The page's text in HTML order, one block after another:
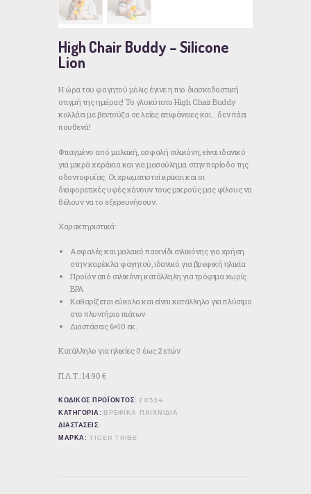
High Chair Buddy – Silicone
Lion
Η ώρα του φαγητού μόλις έγινε η πιο διασκεδαστική
στιγμή της ημέρας! Το γλυκύτατο High Chair Buddy
κολλάει με βεντούζα σε λείες επιφάνειες και… δεν πάει
πουθενά!
Φτιαγμένο από μαλακή, ασφαλή σιλικόνη, είναι ιδανικό
για μικρά χεράκια και για μασούλημα στην περίοδο της
οδοντοφυΐας. Οι χρωματιστοί κρίκοι και οι
διαφορετικές υφές κάνουν τους μικρούς μας φίλους να
θέλουν να το εξερευνήσουν.
Χαρακτηριστικά:
Ασφαλές και μαλακό παιχνίδι σιλικόνης για χρήση
στην καρέκλα φαγητού, ιδανικό για βρεφική ηλικία
Προϊόν από σιλικόνη κατάλληλη για τρόφιμα χωρίς
BPA
Καθαρίζεται εύκολα και είναι κατάλληλο για πλύσιμο
στο πλυντήριο πιάτων
Διαστάσεις 6×10 εκ.
Κατάλληλο για ηλικίες 0 έως 2 ετών
Π.Λ.Τ.: 14.90 €
ΚΩΔΙΚΟΣ ΠΡΟΪΟΝΤΟΣ: 20324
ΚΑΤΗΓΟΡΙΑ: ΒΡΕΦΙΚΑ ΠΑΙΧΝΙΔΙΑ
ΔΙΑΣΤΑΣΕΙΣ:
ΜΑΡΚΑ: TIGER TRIBE